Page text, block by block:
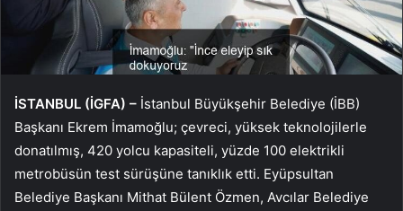
İSTANBUL (İGFA) – İstanbul Büyükşehir Belediye (İBB)
Başkanı Ekrem İmamoğlu; çevreci, yüksek teknolojilerle
donatılmış, 420 yolcu kapasiteli, yüzde 100 elektrikli
metrobüsün test sürüşüne tanıklık etti. Eyüpsultan
Belediye Başkanı Mithat Bülent Özmen, Avcılar Belediye